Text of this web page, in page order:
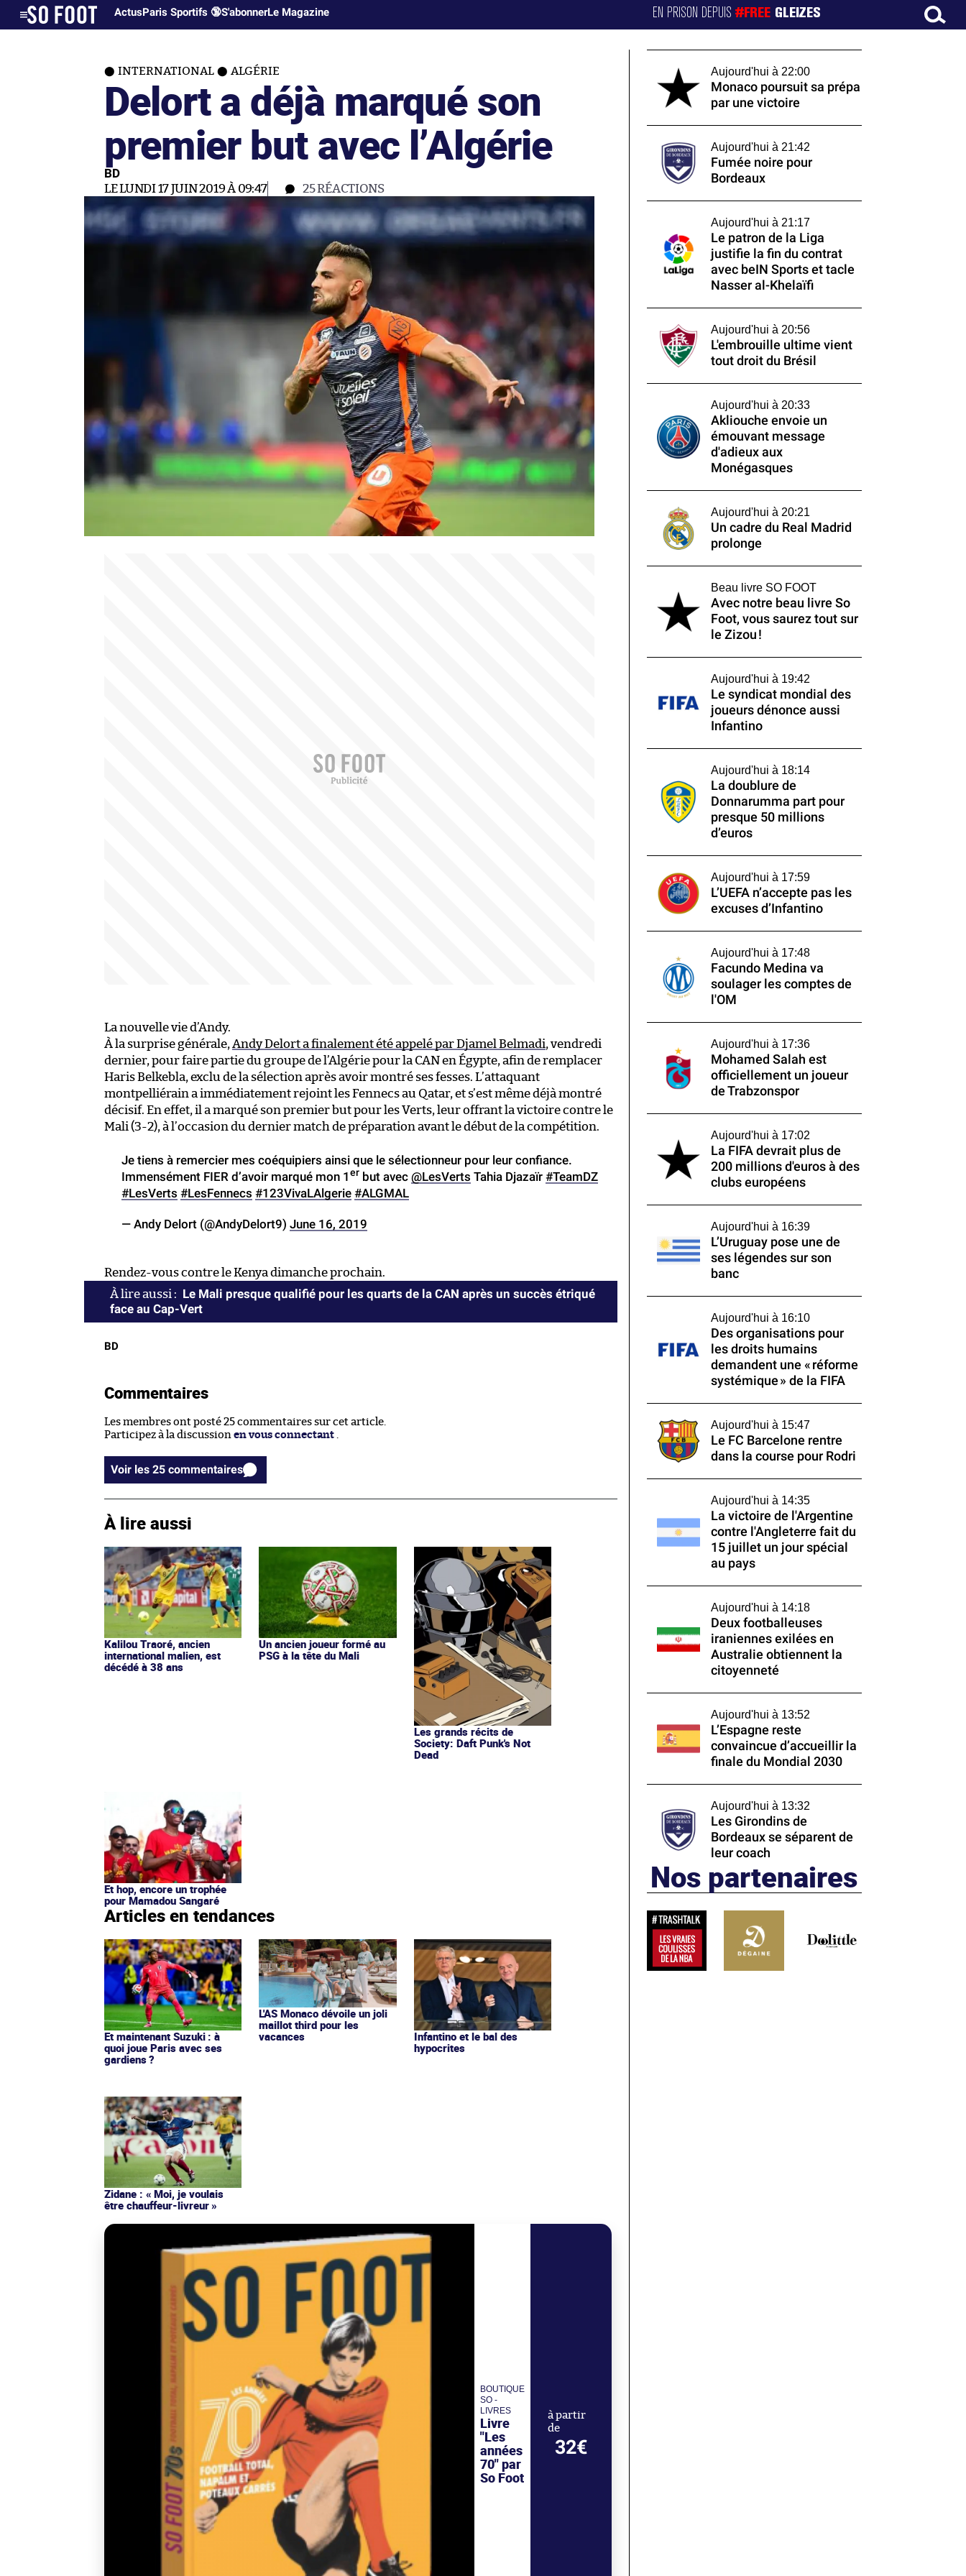
ActusParis Sportifs 🔞S'abonnerLe Magazine EN PRISON DEPUIS#FREE GLEIZES
INTERNATIONAL ALGÉRIE
Delort a déjà marqué son
premier but avec l’Algérie
BD
LE LUNDI 17 JUIN 2019 À 09:47 25RÉACTIONS
La nouvelle vie d’Andy.
À la surprise générale, Andy Delort a finalement été appelé par Djamel Belmadi, vendredi
dernier, pour faire partie du groupe de l’Algérie pour la CAN en Égypte, afin de remplacer
Haris Belkebla, exclu de la sélection après avoir montré ses fesses. L’attaquant
montpelliérain a immédiatement rejoint les Fennecs au Qatar, et s’est même déjà montré
décisif. En effet, il a marqué son premier but pour les Verts, leur offrant la victoire contre le
Mali (3-2), à l’occasion du dernier match de préparation avant le début de la compétition.
Je tiens à remercier mes coéquipiers ainsi que le sélectionneur pour leur confiance.
Immensément FIER d’avoir marqué mon 1er but avec @LesVerts Tahia Djazaïr #TeamDZ
#LesVerts #LesFennecs #123VivaLAlgerie #ALGMAL
— Andy Delort (@AndyDelort9) June 16, 2019
Rendez-vous contre le Kenya dimanche prochain.
Le Mali presque qualifié pour les quarts de la CAN après un succès étriqué
face au Cap-Vert
BD
Commentaires
Les membres ont posté 25 commentaires sur cet article.
Participez à la discussion en vous connectant .
Voir les 25 commentaires
À lire aussi
Kalilou Traoré, ancien
international malien, est
décédé à 38 ans
Un ancien joueur formé au
PSG à la tête du Mali
Les grands récits de
Society: Daft Punk's Not
Dead
Et hop, encore un trophée
pour Mamadou Sangaré
Articles en tendances
Et maintenant Suzuki : à
quoi joue Paris avec ses
gardiens ?
L'AS Monaco dévoile un joli
maillot third pour les
vacances
Infantino et le bal des
hypocrites
Zidane : « Moi, je voulais
être chauffeur-livreur »
BOUTIQUE
SO -
LIVRES
Livre
"Les
années
70" par
So Foot
à partir
de
32€
Aujourd'hui à 22:00
Monaco poursuit sa prépa
par une victoire
Aujourd'hui à 21:42
Fumée noire pour
Bordeaux
Aujourd'hui à 21:17
Le patron de la Liga
justifie la fin du contrat
avec beIN Sports et tacle
Nasser al-Khelaïfi
Aujourd'hui à 20:56
L'embrouille ultime vient
tout droit du Brésil
Aujourd'hui à 20:33
Akliouche envoie un
émouvant message
d'adieux aux
Monégasques
Aujourd'hui à 20:21
Un cadre du Real Madrid
prolonge
Beau livre SO FOOT
Avec notre beau livre So
Foot, vous saurez tout sur
le Zizou !
Aujourd'hui à 19:42
Le syndicat mondial des
joueurs dénonce aussi
Infantino
Aujourd'hui à 18:14
La doublure de
Donnarumma part pour
presque 50 millions
d’euros
Aujourd'hui à 17:59
L’UEFA n’accepte pas les
excuses d’Infantino
Aujourd'hui à 17:48
Facundo Medina va
soulager les comptes de
l'OM
Aujourd'hui à 17:36
Mohamed Salah est
officiellement un joueur
de Trabzonspor
Aujourd'hui à 17:02
La FIFA devrait plus de
200 millions d'euros à des
clubs européens
Aujourd'hui à 16:39
L’Uruguay pose une de
ses légendes sur son
banc
Aujourd'hui à 16:10
Des organisations pour
les droits humains
demandent une « réforme
systémique » de la FIFA
Aujourd'hui à 15:47
Le FC Barcelone rentre
dans la course pour Rodri
Aujourd'hui à 14:35
La victoire de l'Argentine
contre l'Angleterre fait du
15 juillet un jour spécial
au pays
Aujourd'hui à 14:18
Deux footballeuses
iraniennes exilées en
Australie obtiennent la
citoyenneté
Aujourd'hui à 13:52
L’Espagne reste
convaincue d’accueillir la
finale du Mondial 2030
Aujourd'hui à 13:32
Les Girondins de
Bordeaux se séparent de
leur coach
Nos partenaires